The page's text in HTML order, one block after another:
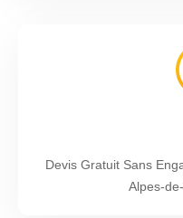
Devis Gratuit Sans
Alpes-